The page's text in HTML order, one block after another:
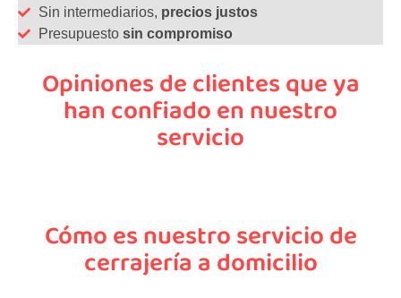
Sin intermediarios, precios justos
Presupuesto sin compromiso
Opiniones de clientes que ya
han confiado en nuestro
servicio
Cómo es nuestro servicio de
cerrajería a domicilio